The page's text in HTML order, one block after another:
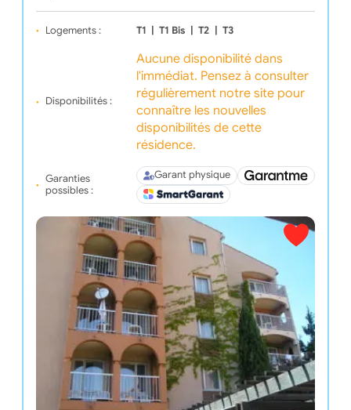
Logements : T1 T1 Bis T2 T3
Disponibilités :
Aucune disponibilité dans
l'immédiat. Pensez à consulter
régulièrement notre site pour
connaître les nouvelles
disponibilités de cette
résidence.
Garanties
possibles :
Garant physique